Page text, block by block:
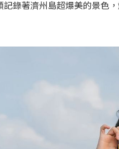
錄著濟州島超爆美的景色